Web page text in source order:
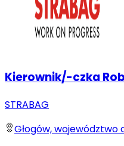
Kierownik/-czka
STRABAG
Głogów, województwo